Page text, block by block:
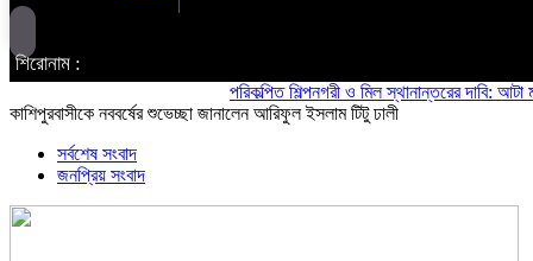
শিরোনাম :
পরিকল্পিত শিল্পনগরী ও মিল স্থানান্তরের দাবি: আটা ময়দা
কাশিপুরবাসীকে নববর্ষের শুভেচ্ছা জানালেন আরিফুল ইসলাম টিটু ঢালী
সর্বশেষ সংবাদ
জনপ্রিয় সংবাদ